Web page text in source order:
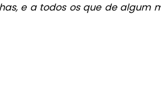
e a todos os que de algum